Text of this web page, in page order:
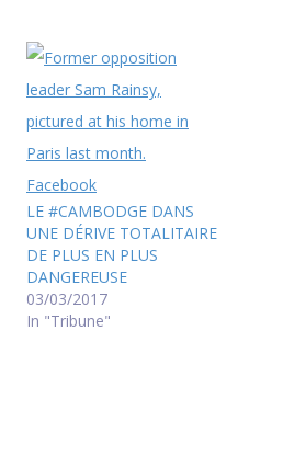
LE #CAMBODGE DANS
UNE DÉRIVE TOTALITAIRE
DE PLUS EN PLUS
DANGEREUSE
03/03/2017
In "Tribune"